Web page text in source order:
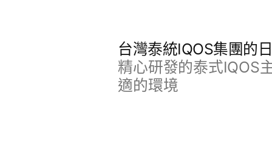
台灣泰統IQOS集團的
精心研發的泰式IQOS
適的環境